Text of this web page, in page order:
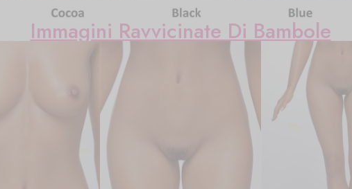
Immagini Ravvicinate Di Bambole